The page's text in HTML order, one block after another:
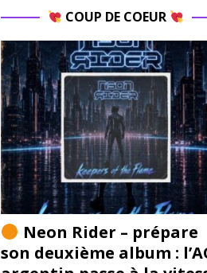
COUP DE COEUR
Neon Rider – prépare
son deuxième album :